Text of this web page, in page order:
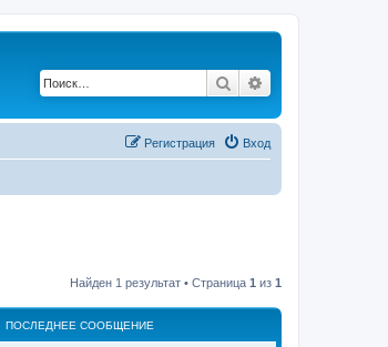
Поиск
Вход
Регистрация
Найден 1 результат • Страница 1 из 1
ПОСЛЕДНЕЕ СООБЩЕНИЕ